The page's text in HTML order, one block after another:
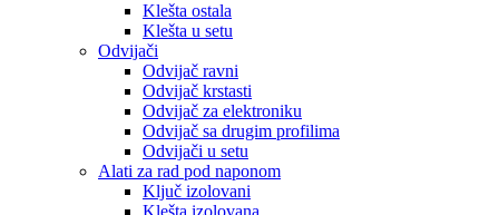
Klešta ostala
Klešta u setu
Odvijači
Odvijač ravni
Odvijač krstasti
Odvijač za elektroniku
Odvijač sa drugim profilima
Odvijači u setu
Alati za rad pod naponom
Ključ izolovani